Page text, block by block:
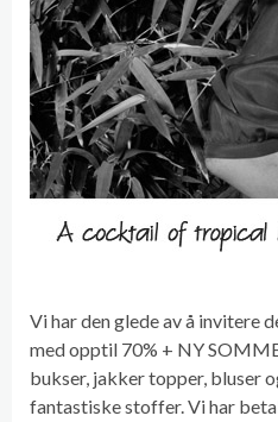
Vi har den glede av å invitere
med opptil 70% + NY
bukser, jakker topper, bluser
fantastiske stoffer. Vi har